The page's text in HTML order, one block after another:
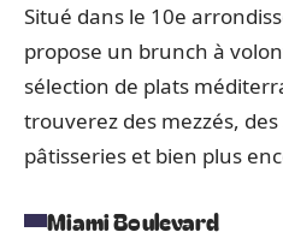
Situé dans le 10e
propose un brunch à
sélection de plats
trouverez des mezzés,
pâtisseries et bien plus
Miami Boulevard